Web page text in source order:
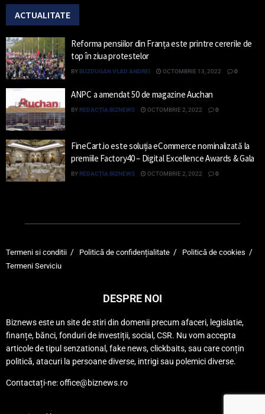
ACTUALITATE
Reforma pensiilor din Franța este printre cererile de
top în ziua protestelor
BYBUZDUGAN VLAD ANDREI OCTOMBRIE 13, 2022 0
ANPC a amendat 50 de magazine Auchan
BYREDACȚIA BIZNEWS OCTOMBRIE 2, 2022 0
FineCart.io este soluția eCommerce nominalizată la
premiile Factory40 – Digital Excellence Awards & Gala
BYREDACȚIA BIZNEWS OCTOMBRIE 2, 2022 0
Termeni si conditii Politică de confidențialitate
Politică de cookies
Termeni Serviciu
DESPRE NOI
Biznews este un site de stiri din domenii precum afaceri, legislatie,
finanțe, bănci, fonduri de investiții, social, CSR. Nu vom accepta
articole de tipul senzational, fake news, clickbaits, sau care conțin
politică, atacuri la persoane diverse, intrigi sau polemici diverse.
Contactați-ne: office@biznews.ro